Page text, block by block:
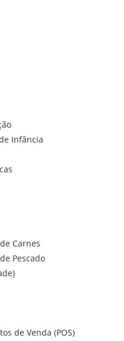
Infância
Carnes
Pescado
de Venda (POS)